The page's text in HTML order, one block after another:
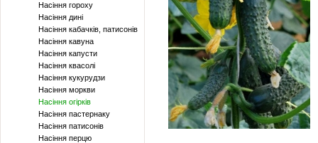
Насіння гороху
Насіння дині
Насіння кабачків, патисонів
Насіння кавуна
Насіння капусти
Насіння квасолі
Насіння кукурудзи
Насіння моркви
Насіння огірків
Насіння пастернаку
Насіння патисонів
Насіння перцю